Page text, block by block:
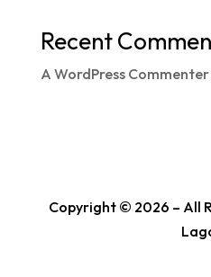
Recent
A WordPress Commenter
Copyright © 2026 – All